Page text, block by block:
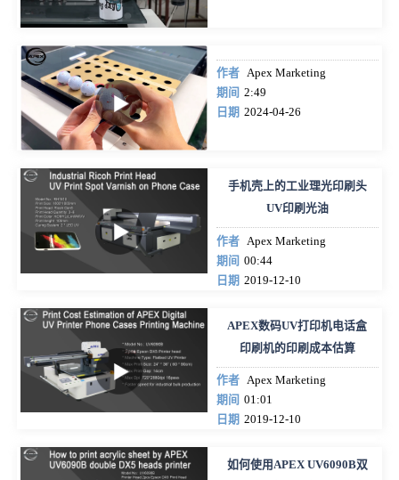
作者 Apex Marketing
期间 2:49
日期 2024-04-26
手机壳上的工业理光印刷头
UV印刷光油
作者
Apex Marketing
期间 00:44
日期 2019-12-10
APEX数码UV打印机电话盒
印刷机的印刷成本估算
作者 Apex Marketing
期间 01:01
日期 2019-12-10
如何使用APEX UV6090B双